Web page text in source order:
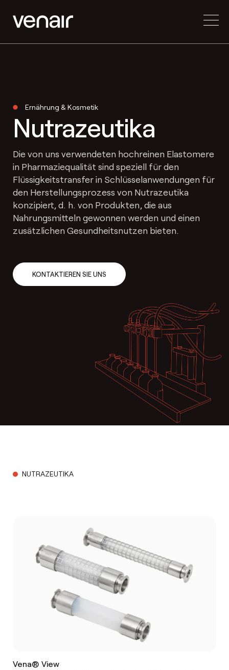
Ernährung & Kosmetik
Nutrazeutika
Die von uns verwendeten hochreinen Elastomere
in Pharmaziequalität sind speziell für den
Flüssigkeitstransfer in Schlüsselanwendungen für
den Herstellungsprozess von Nutrazeutika
konzipiert, d. h. von Produkten, die aus
Nahrungsmitteln gewonnen werden und einen
zusätzlichen Gesundheitsnutzen bieten.
KONTAKTIEREN SIE UNS
NUTRAZEUTIKA
Vena® View